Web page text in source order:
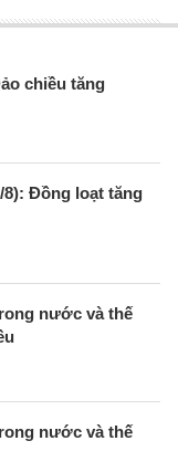
chiều tăng
8): Đồng loạt tăng
nước và thế
nước và thế